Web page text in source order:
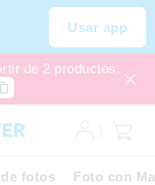
Usar app
de 2 productos.
fotos Foto con